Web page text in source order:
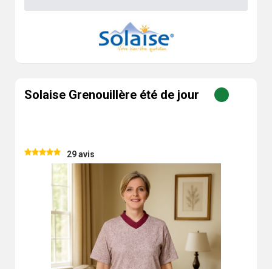
Solaise Grenouillère été de jour
29 avis